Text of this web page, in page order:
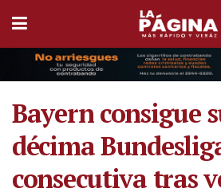
Bayern consigue
décima
consecutiva tras